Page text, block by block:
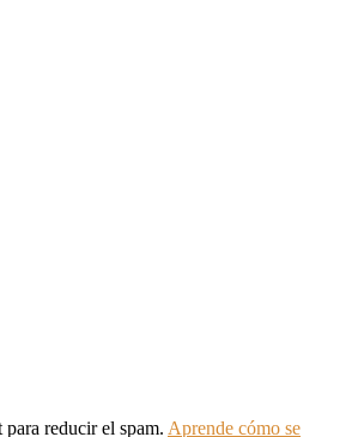
reducir el spam. Aprende cómo se